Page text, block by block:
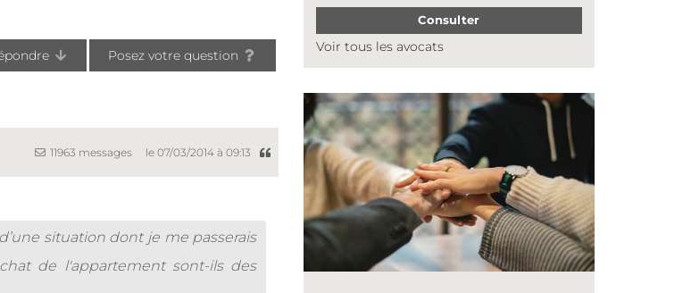
Posez votre question
11963 messages le 07/03/2014 à 09:13
situation dont je me passerais
de l'appartement sont-ils des
Consulter
Voir tous les avocats